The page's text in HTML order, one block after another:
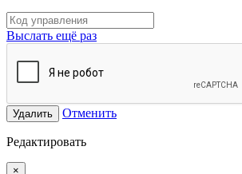
Выслать ещё раз
Удалить Отменить
Редактировать
×